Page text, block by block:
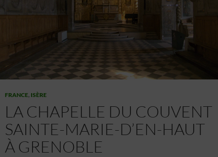
FRANCE, ISÈRE
LA CHAPELLE DU COUVENT
SAINTE-MARIE-D’EN-HAUT
À GRENOBLE